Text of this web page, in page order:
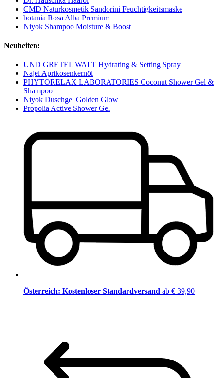
CMD Naturkosmetik Sandorini Feuchtigkeitsmaske
botania Rosa Alba Premium
Niyok Shampoo Moisture & Boost
Neuheiten:
UND GRETEL WALT Hydrating & Setting Spray
Najel Aprikosenkernöl
PHYTORELAX LABORATORIES Coconut Shower Gel &
Shampoo
Niyok Duschgel Golden Glow
Propolia Active Shower Gel
Österreich: Kostenloser Standardversand ab € 39,90